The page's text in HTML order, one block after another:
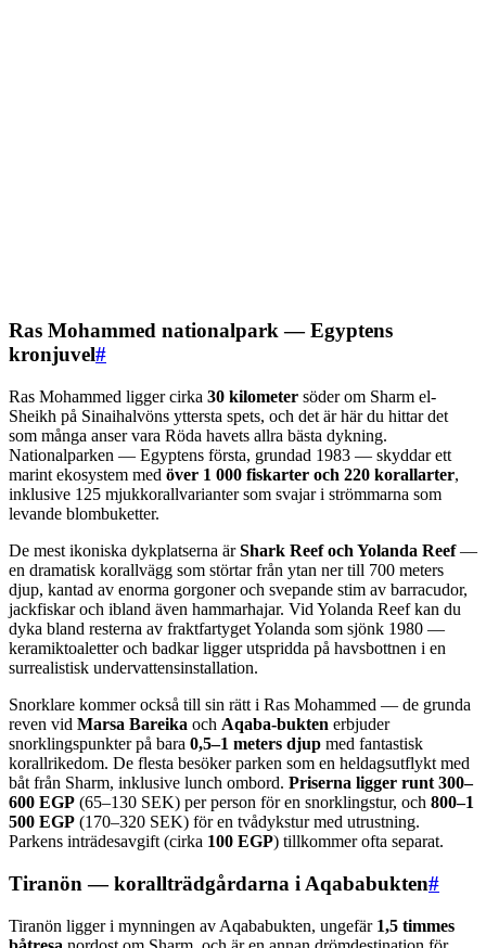
Ras Mohammed nationalpark — Egyptens
kronjuvel#
Ras Mohammed ligger cirka 30 kilometer söder om Sharm el-
Sheikh på Sinaihalvöns yttersta spets, och det är här du hittar det
som många anser vara Röda havets allra bästa dykning.
Nationalparken — Egyptens första, grundad 1983 — skyddar ett
marint ekosystem med över 1 000 fiskarter och 220 korallarter,
inklusive 125 mjukkorallvarianter som svajar i strömmarna som
levande blombuketter.
De mest ikoniska dykplatserna ärShark Reef och Yolanda Reef—
en dramatisk korallvägg som störtar från ytan ner till 700 meters
djup, kantad av enorma gorgoner och svepande stim av barracudor,
jackfiskar och ibland även hammarhajar. Vid Yolanda Reef kan du
dyka bland resterna av fraktfartyget Yolanda som sjönk 1980 —
keramiktoaletter och badkar ligger utspridda på havsbottnen i en
surrealistisk undervattensinstallation.
Snorklare kommer också till sin rätt i Ras Mohammed — de grunda
reven vid Marsa Bareika och Aqaba-bukten erbjuder
snorklingspunkter på bara 0,5–1 meters djup med fantastisk
korallrikedom. De flesta besöker parken som en heldagsutflykt med
båt från Sharm, inklusive lunch ombord. Priserna ligger runt 300–
600 EGP (65–130 SEK) per person för en snorklingstur, och 800–1
500 EGP (170–320 SEK) för en tvådykstur med utrustning.
Parkens inträdesavgift (cirka 100 EGP) tillkommer ofta separat.
Tiranön — korallträdgårdarna i Aqababukten#
Tiranön ligger i mynningen av Aqababukten, ungefär 1,5 timmes